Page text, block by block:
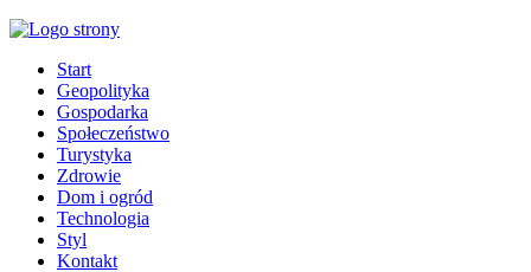
Start
Geopolityka
Gospodarka
Społeczeństwo
Turystyka
Zdrowie
Dom i ogród
Technologia
Styl
Kontakt